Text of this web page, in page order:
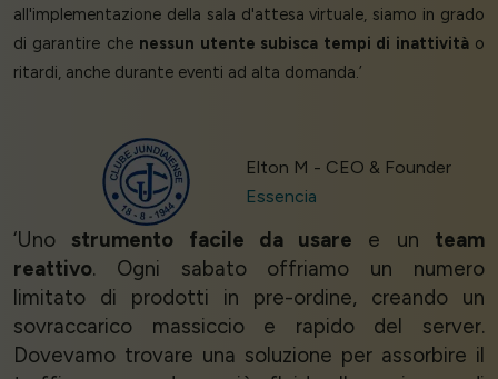
all'implementazione della sala d'attesa virtuale, siamo in grado
di garantire che nessun utente subisca tempi di inattivitào
ritardi, anche durante eventi ad alta domanda.’
Elton M - CEO & Founder
Essencia
‘Uno strumento facile da usare e un team
reattivo. Ogni sabato offriamo un numero
limitato di prodotti in pre-ordine, creando un
sovraccarico massiccio e rapido del server.
Dovevamo trovare una soluzione per assorbire il